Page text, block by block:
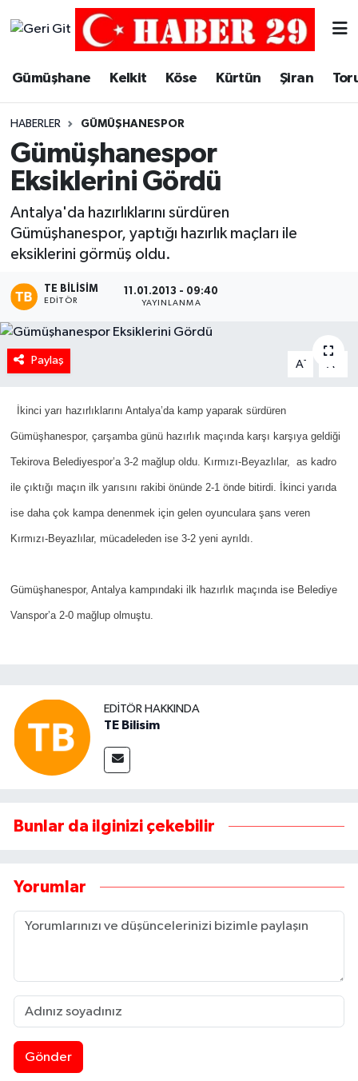
Gümüşhane Kelkit Köse Kürtün Şiran
HABERLER GÜMÜŞHANESPOR
Gümüşhanespor
Eksiklerini Gördü
Antalya'da hazırlıklarını sürdüren
Gümüşhanespor, yaptığı hazırlık maçları ile
eksiklerini görmüş oldu.
TE BILISIM
EDITÖR
11.01.2013 - 09:40
YAYINLANMA
Paylaş A- A
İkinci yarı hazırlıklarını Antalya’da kamp yaparak sürdüren
Gümüşhanespor, çarşamba günü hazırlık maçında karşı karşıya geldiği
Tekirova Belediyespor’a 3-2 mağlup oldu. Kırmızı-Beyazlılar, as kadro
ile çıktığı maçın ilk yarısını rakibi önünde 2-1 önde bitirdi. İkinci yarıda
ise daha çok kampa denenmek için gelen oyunculara şans veren
Kırmızı-Beyazlılar, mücadeleden ise 3-2 yeni ayrıldı.
Gümüşhanespor, Antalya kampındaki ilk hazırlık maçında ise Belediye
Vanspor’a 2-0 mağlup olmuştu.
EDITÖR HAKKINDA
TE Bilisim
Bunlar da ilginizi çekebilir
Yorumlar
Gönder
Merkez Trafik Yoğunluk Haritası
Süper Lig Puan Durumu ve Fikstür
Tüm Manşetler
Son Dakika Haberleri
Haber Arşivi